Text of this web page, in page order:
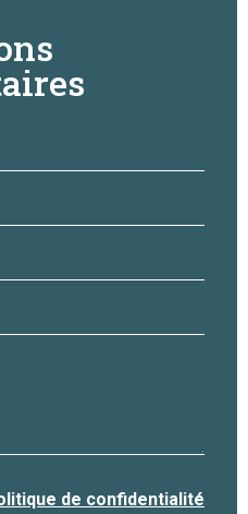
de confidentialité